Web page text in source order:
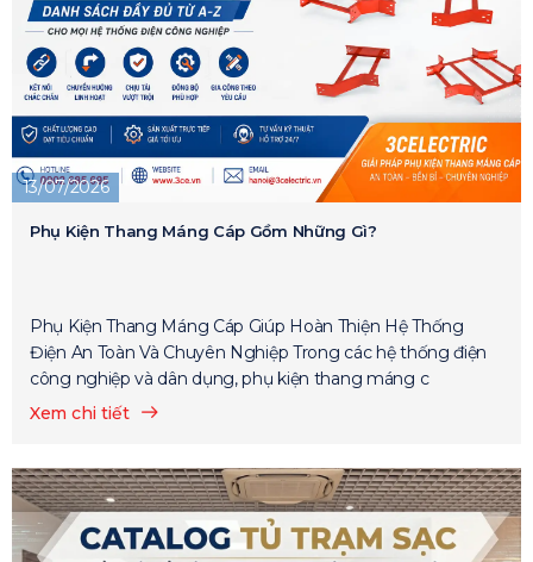
13/07/2026
Phụ Kiện Thang Máng Cáp Gồm Những Gì?
Phụ Kiện Thang Máng Cáp Giúp Hoàn Thiện Hệ Thống
Điện An Toàn Và Chuyên Nghiệp Trong các hệ thống điện
công nghiệp và dân dụng, phụ kiện thang máng c
Xem chi tiết